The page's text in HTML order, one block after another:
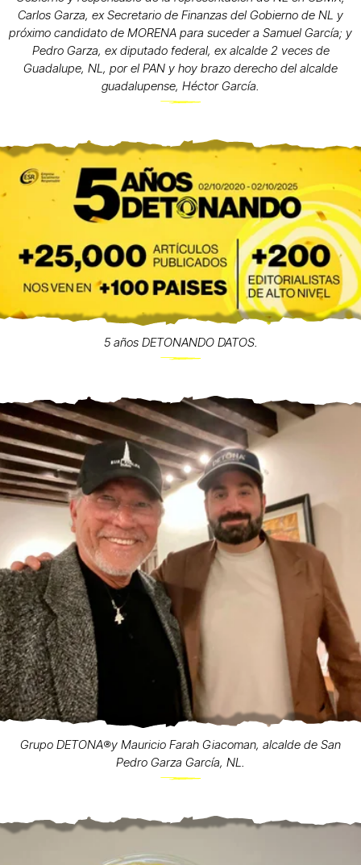
Carlos Garza, ex Secretario de Finanzas del Gobierno de NL y
próximo candidato de MORENA para suceder a Samuel García; y
Pedro Garza, ex diputado federal, ex alcalde 2 veces de
Guadalupe, NL, por el PAN y hoy brazo derecho del alcalde
guadalupense, Héctor García.
5 años DETONANDO DATOS.
Grupo DETONA®️y Mauricio Farah Giacoman, alcalde de San
Pedro Garza García, NL.